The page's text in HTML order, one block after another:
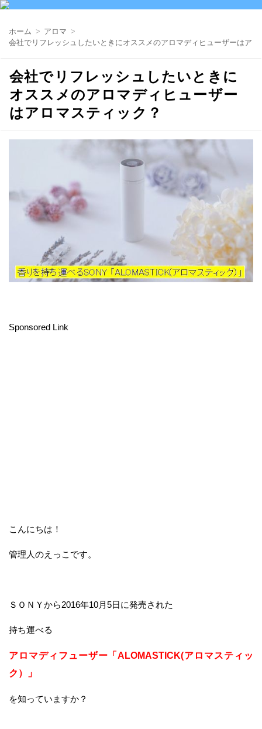
ホーム
アロマ
会社でリフレッシュしたいときにオススメのアロマディヒューザーはア
会社でリフレッシュしたいときに
オススメのアロマディヒューザー
はアロマスティック？
Sponsored Link
こんにちは！
管理人のえっこです。
ＳＯＮＹから2016年10月5日に発売された
持ち運べる
アロマディフューザー「ALOMASTICK(アロマスティッ
ク）」
を知っていますか？